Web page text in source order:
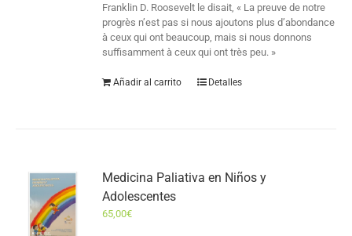
Franklin D. Roosevelt le disait, « La preuve de notre
progrès n’est pas si nous ajoutons plus d’abondance
à ceux qui ont beaucoup, mais si nous donnons
suffisamment à ceux qui ont très peu. »
Añadir al carrito Detalles
Medicina Paliativa en Niños y
Adolescentes
65,00€